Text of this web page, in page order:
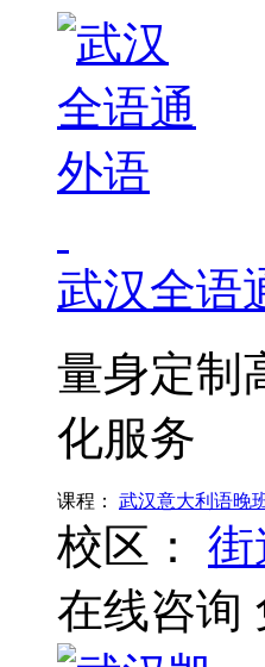
武汉全语
量身定制
化服务
课程： 武汉意大利语晚
校区： 街
在线咨询